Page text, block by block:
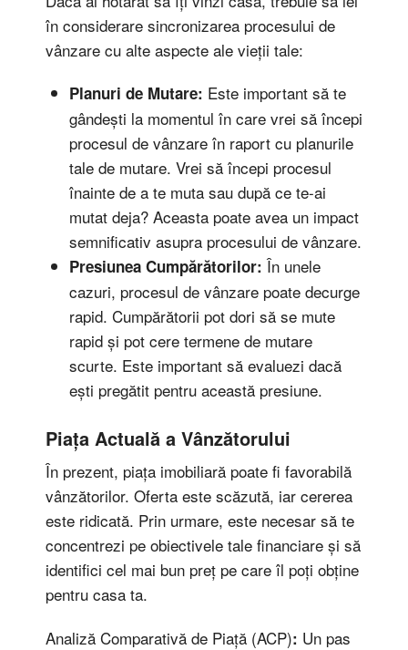
în considerare sincronizarea procesului de
vânzare cu alte aspecte ale vieții tale:
Planuri de Mutare: Este important să te
gândești la momentul în care vrei să începi
procesul de vânzare în raport cu planurile
tale de mutare. Vrei să începi procesul
înainte de a te muta sau după ce te-ai
mutat deja? Aceasta poate avea un impact
semnificativ asupra procesului de vânzare.
Presiunea Cumpărătorilor: În unele
cazuri, procesul de vânzare poate decurge
rapid. Cumpărătorii pot dori să se mute
rapid și pot cere termene de mutare
scurte. Este important să evaluezi dacă
ești pregătit pentru această presiune.
Piața Actuală a Vânzătorului
În prezent, piața imobiliară poate fi favorabilă
vânzătorilor. Oferta este scăzută, iar cererea
este ridicată. Prin urmare, este necesar să te
concentrezi pe obiectivele tale financiare și să
identifici cel mai bun preț pe care îl poți obține
pentru casa ta.
Analiză Comparativă de Piață (ACP): Un pas